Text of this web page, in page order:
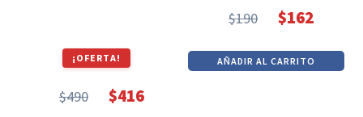
¡OFERTA!
$490 $416
$190
precio
original
$162
precio
actual
AÑADIR AL CARRITO